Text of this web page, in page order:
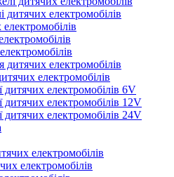
електромобілів
електромобілів
дитячих електромобілів 6V
дитячих електромобілів 12V
дитячих електромобілів 24V
електромобілів